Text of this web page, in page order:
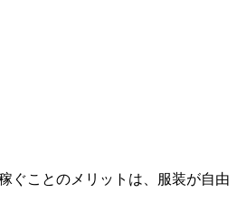
ぐことのメリットは、服装が自由